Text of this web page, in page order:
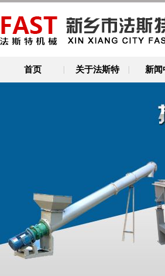
首页 关于法斯特 新闻